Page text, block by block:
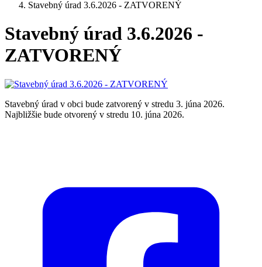
Stavebný úrad 3.6.2026 - ZATVORENÝ
Stavebný úrad 3.6.2026 -
ZATVORENÝ
Stavebný úrad v obci bude zatvorený v stredu 3. júna 2026.
Najbližšie bude otvorený v stredu 10. júna 2026.